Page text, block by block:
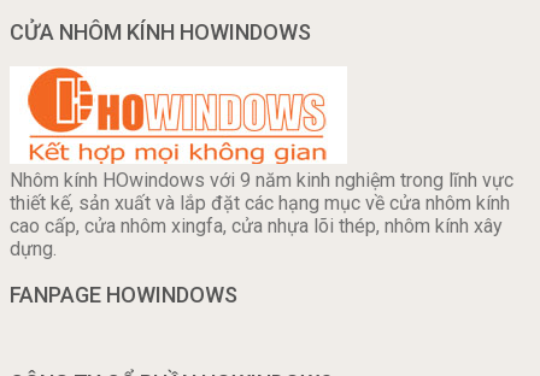
CỬA NHÔM KÍNH HOWINDOWS
Nhôm kính HOwindows với 9 năm kinh nghiệm trong lĩnh vực
thiết kế, sản xuất và lắp đặt các hạng mục về cửa nhôm kính
cao cấp, cửa nhôm xingfa, cửa nhựa lõi thép, nhôm kính xây
dựng.
FANPAGE HOWINDOWS